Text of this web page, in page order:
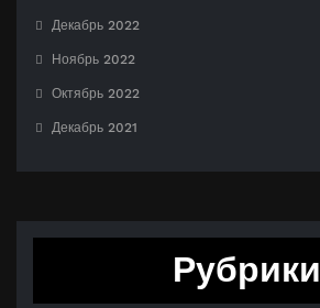
Декабрь 2022
Ноябрь 2022
Октябрь 2022
Декабрь 2021
Рубрики